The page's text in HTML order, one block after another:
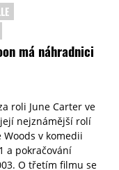
má náhradnici
roli June Carter ve
nejznámější rolí
v komedii
a pokračování
O třetím filmu se